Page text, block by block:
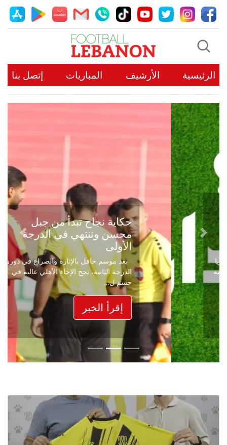
الرئيسية الأرشيف المباريات إتصل بنا
حكاية نجاح تبدأ من جبل
محسن وتنتهي في الدرجة
الأولى
بعد موسم حافل بالإثارة والصراع في دوري
الدرجة الثانية، نجح الإخاء الأهلي عاليه في
حسم ل...
إقرأ الخبر
Previous
Next